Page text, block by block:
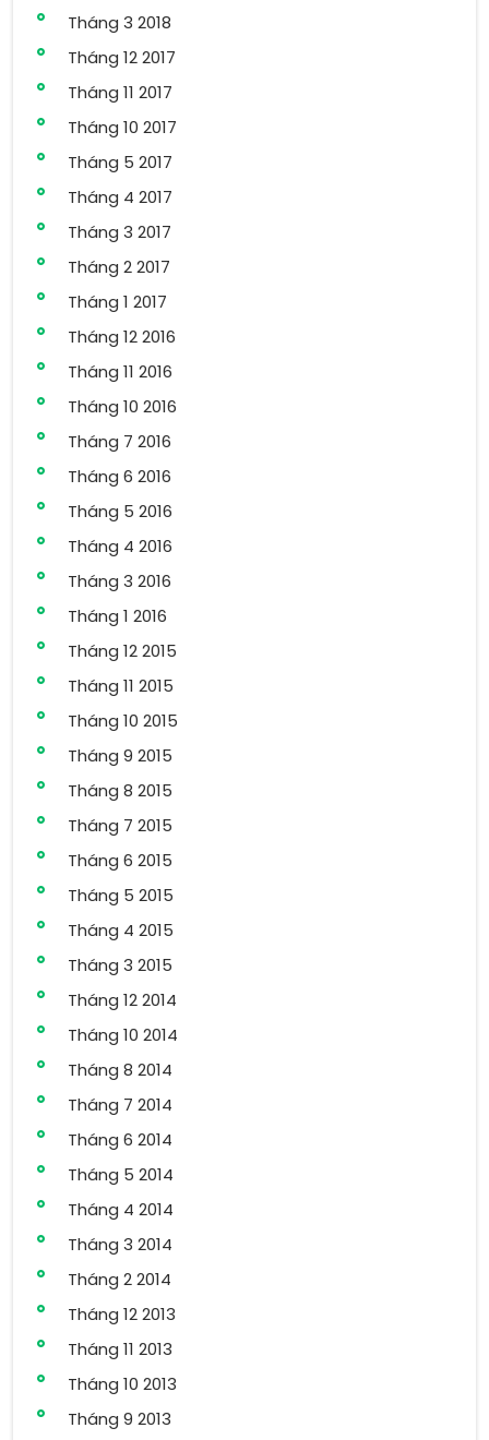
Tháng 3 2018
Tháng 12 2017
Tháng 11 2017
Tháng 10 2017
Tháng 5 2017
Tháng 4 2017
Tháng 3 2017
Tháng 2 2017
Tháng 1 2017
Tháng 12 2016
Tháng 11 2016
Tháng 10 2016
Tháng 7 2016
Tháng 6 2016
Tháng 5 2016
Tháng 4 2016
Tháng 3 2016
Tháng 1 2016
Tháng 12 2015
Tháng 11 2015
Tháng 10 2015
Tháng 9 2015
Tháng 8 2015
Tháng 7 2015
Tháng 6 2015
Tháng 5 2015
Tháng 4 2015
Tháng 3 2015
Tháng 12 2014
Tháng 10 2014
Tháng 8 2014
Tháng 7 2014
Tháng 6 2014
Tháng 5 2014
Tháng 4 2014
Tháng 3 2014
Tháng 2 2014
Tháng 12 2013
Tháng 11 2013
Tháng 10 2013
Tháng 9 2013